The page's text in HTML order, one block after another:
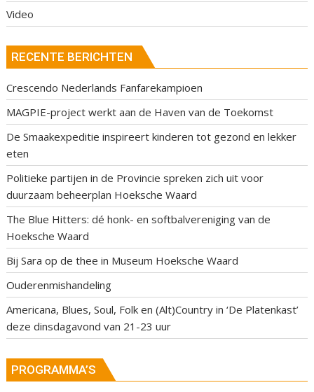
Video
RECENTE BERICHTEN
Crescendo Nederlands Fanfarekampioen
MAGPIE-project werkt aan de Haven van de Toekomst
De Smaakexpeditie inspireert kinderen tot gezond en lekker
eten
Politieke partijen in de Provincie spreken zich uit voor
duurzaam beheerplan Hoeksche Waard
The Blue Hitters: dé honk- en softbalvereniging van de
Hoeksche Waard
Bij Sara op de thee in Museum Hoeksche Waard
Ouderenmishandeling
Americana, Blues, Soul, Folk en (Alt)Country in ‘De Platenkast’
deze dinsdagavond van 21-23 uur
PROGRAMMA’S